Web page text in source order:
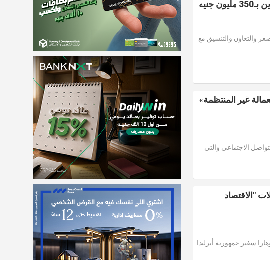
جنيه
والتعاون والتنسيق مع
غير المنتظمة»
الاجتماعي والتي
"الاقتصاد
سفير جمهورية أيرلندا